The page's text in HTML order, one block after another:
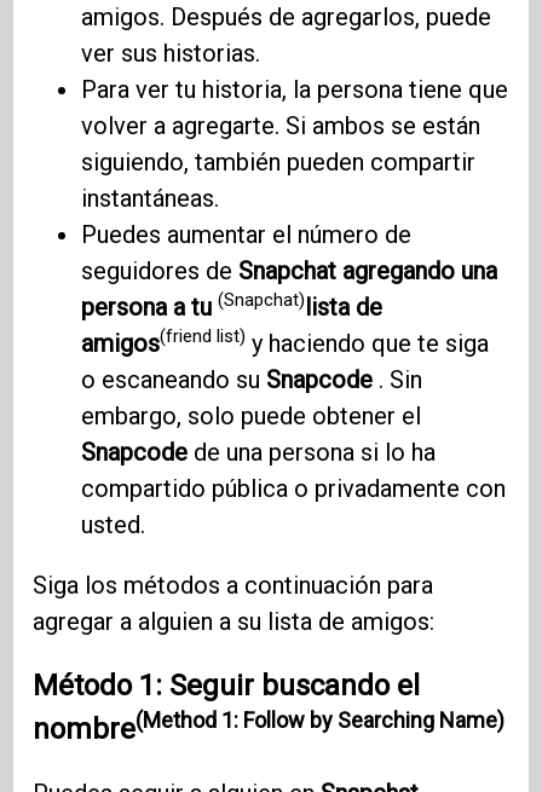
amigos. Después de agregarlos, puede
ver sus historias.
Para ver tu historia, la persona tiene que
volver a agregarte. Si ambos se están
siguiendo, también pueden compartir
instantáneas.
Puedes aumentar el número de
seguidores de Snapchat agregando una
persona a tu(Snapchat)lista de
amigos(friend list) y haciendo que te siga
o escaneando su Snapcode . Sin
embargo, solo puede obtener el
Snapcode de una persona si lo ha
compartido pública o privadamente con
usted.
Siga los métodos a continuación para
agregar a alguien a su lista de amigos:
Método 1: Seguir buscando el
nombre(Method 1: Follow by Searching Name)